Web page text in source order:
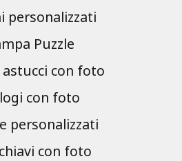
personalizzati
Puzzle
astucci con foto
con foto
personalizzati
con foto